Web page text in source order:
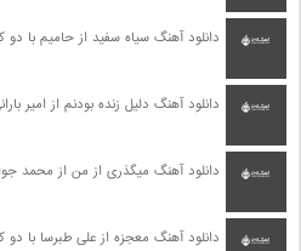
دانلود آهنگ سیاه سفید از حامیم با دو
دانلود آهنگ دلیل زنده بودنم از امیر
دانلود آهنگ میگذری از من از محمد
دانلود آهنگ معجزه از علی طبرسا با دو